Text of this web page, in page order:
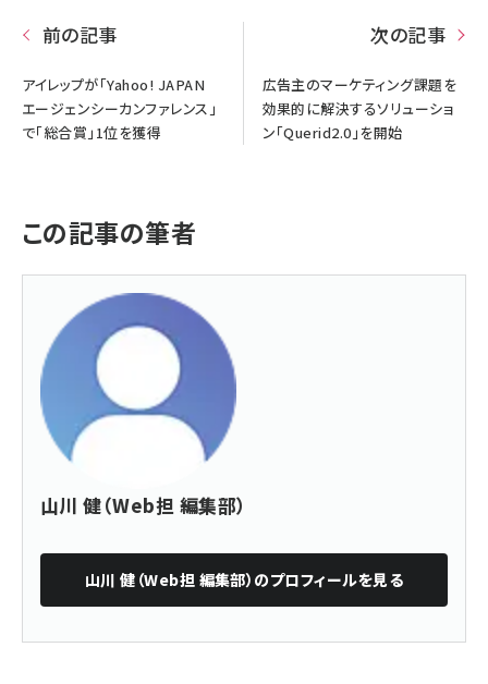
前の記事
アイレップが「Yahoo! JAPAN
エージェンシーカンファレンス」
で「総合賞」1位を獲得
次の記事
広告主のマーケティング課題を
効果的に解決するソリューショ
ン「Querid2.0」を開始
この記事の筆者
山川 健（Web担 編集部）
山川 健（Web担 編集部） のプロフィールを見る